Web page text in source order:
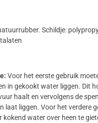
Schildje:
Voor het eerste gebruik
in gekookt water liggen. Dit
haalt en vervolgens de
laat liggen. Voor het verdere
kokend water over heen te